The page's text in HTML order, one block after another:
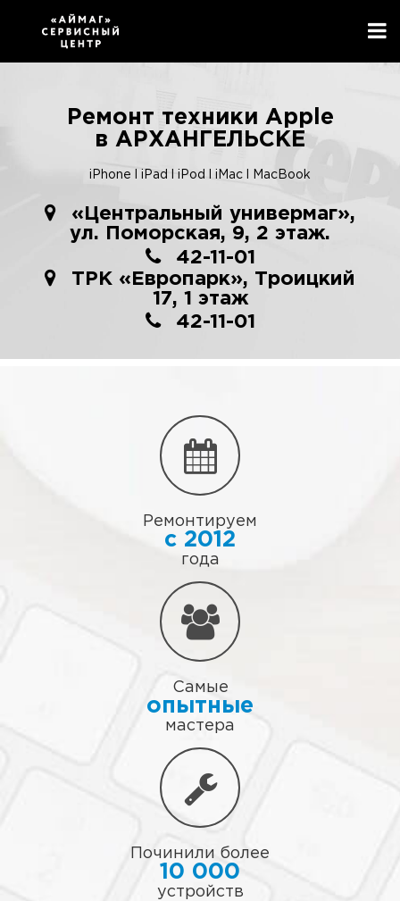
Ремонт техники Apple
в АРХАНГЕЛЬСКЕ
iPhone iPad iPod iMac MacBook
«Центральный универмаг»,
ул. Поморская, 9, 2 этаж.
42-11-01
ТРК «Европарк», Троицкий
17, 1 этаж
42-11-01
Ремонтируем
с 2012
года
Самые
опытные
мастера
Починили более
10 000
устройств